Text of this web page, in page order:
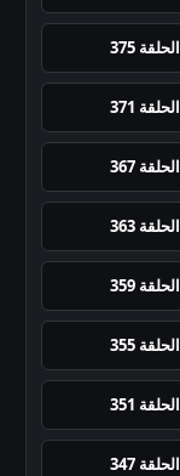
الحلقة 375
الحلقة 371
الحلقة 367
الحلقة 363
الحلقة 359
الحلقة 355
الحلقة 351
الحلقة 347